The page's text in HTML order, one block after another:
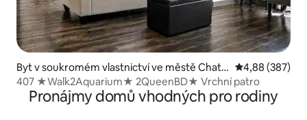
Byt v soukromém vlastnictví ve městě Chatt
anooga
Průměrné
4,88 (387)
407 ★Walk2Aquarium★ 2QueenBD★ Vrchní patro
Pronájmy domů vhodných pro rodiny